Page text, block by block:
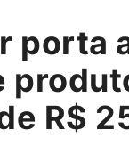
porta
R$